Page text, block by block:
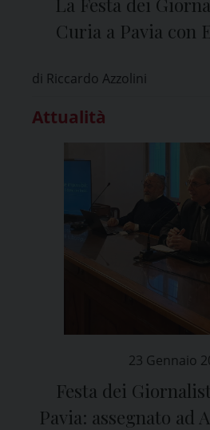
Curia a Pavia con
di Riccardo Azzolini
Attualità
23 Gennaio
Festa dei
Pavia: assegnato ad